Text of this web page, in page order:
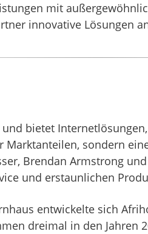
mit
innovative Lösungen
bietet
sondern
Brendan Armstrong
und erstaunlichen
entwickelte sich
dreimal in den Jahren